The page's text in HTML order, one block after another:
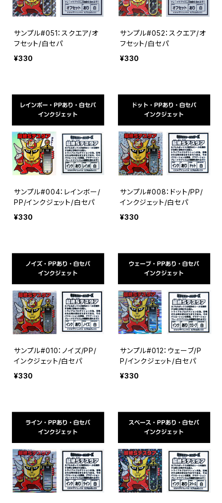
サンプル#051：スクエア/オ
フセット/白セパ
¥330
サンプル#052：スクエア/オ
フセット/白セパ
¥330
サンプル#004：レインボー/
PP/インクジェット/白セパ
¥330
サンプル#008：ドット/PP/
インクジェット/白セパ
¥330
サンプル#010：ノイズ/PP/
インクジェット/白セパ
¥330
サンプル#012：ウェーブ/P
P/インクジェット/白セパ
¥330